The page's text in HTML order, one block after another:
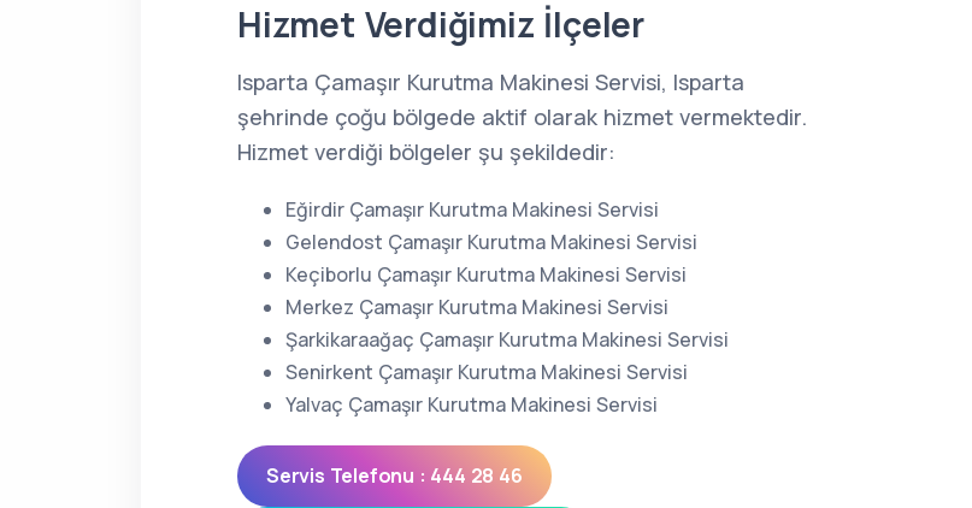
Hizmet Verdiğimiz İlçeler
Isparta Çamaşır Kurutma Makinesi Servisi, Isparta
şehrinde çoğu bölgede aktif olarak hizmet vermektedir.
Hizmet verdiği bölgeler şu şekildedir:
Eğirdir Çamaşır Kurutma Makinesi Servisi
Gelendost Çamaşır Kurutma Makinesi Servisi
Keçiborlu Çamaşır Kurutma Makinesi Servisi
Merkez Çamaşır Kurutma Makinesi Servisi
Şarkikaraağaç Çamaşır Kurutma Makinesi Servisi
Senirkent Çamaşır Kurutma Makinesi Servisi
Yalvaç Çamaşır Kurutma Makinesi Servisi
Servis Telefonu : 444 28 46